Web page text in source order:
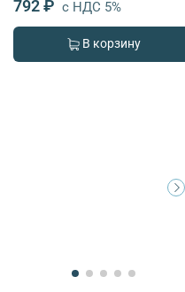
792 ₽ с НДС 5%
В корзину